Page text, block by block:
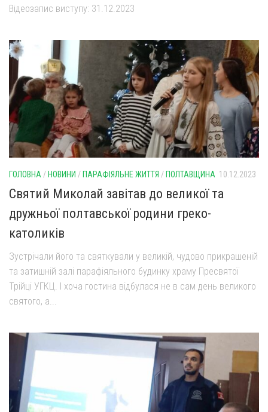
Відеозапис виступу: 31.12.2023
ГОЛОВНА / НОВИНИ / ПАРАФІЯЛЬНЕ ЖИТТЯ / ПОЛТАВЩИНА 10.12.2023
Святий Миколай завітав до великої та
дружньої полтавської родини греко-
католиків
Зустрічали його та святкували у великій, чудово прикрашеній
та затишній залі парафіяльного будинку храму Пресвятої
Трійці УГКЦ. І хоча гостина відбулася не в сам день великого
святого, а...